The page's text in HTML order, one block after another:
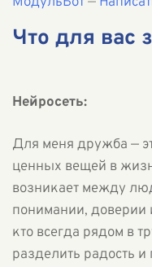
Что для вас
Нейросеть:
Для меня дружба —
ценных вещей в
возникает между
понимании, доверии
кто всегда рядом в
разделить радость и